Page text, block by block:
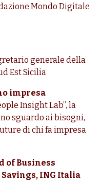
Mondo Digitale
generale della
Est Sicilia
impresa
Insight Lab”, la
sguardo ai bisogni,
di chi fa impresa
of Business
ING Italia